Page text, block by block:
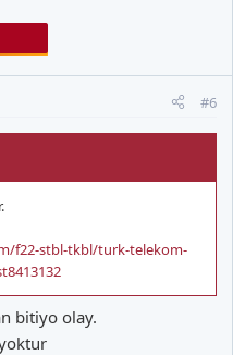
#6
f22-stbl-tkbl/turk-telekom-
bitiyo olay.